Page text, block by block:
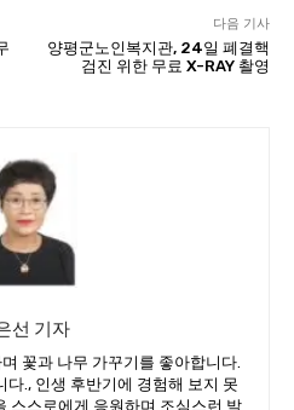
다음 기사
양평군노인복지관, 24일 폐결핵
검진 위한 무료 X-RAY 촬영
선 기자
꽃과 나무 가꾸기를 좋아합니다.
다., 인생 후반기에 경험해 보지 못
스스로에게 응원하며 조심스런 발